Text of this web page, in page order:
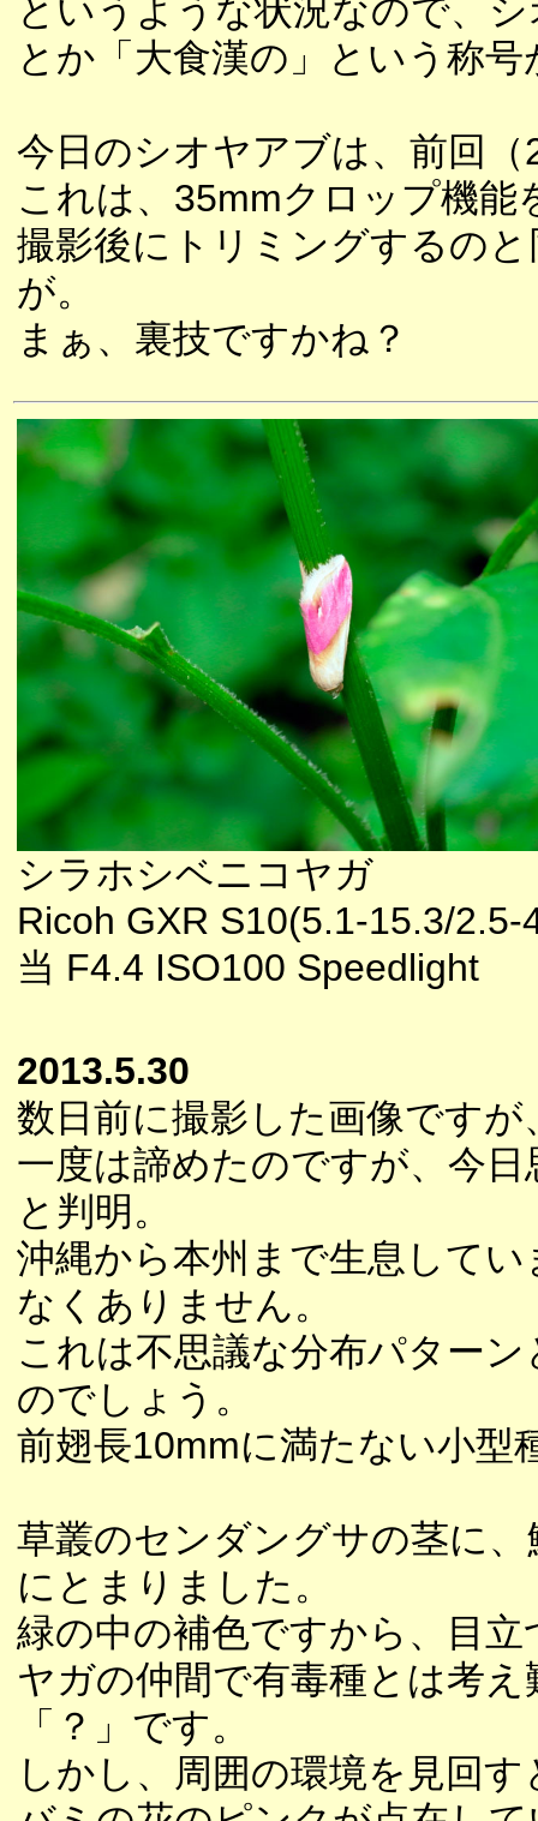
というような状況なので、
とか「大食漢の」という称
今日のシオヤアブは、前回
これは、35mmクロップ機能
撮影後にトリミングするの
が。
まぁ、裏技ですかね？
シラホシベニコヤガ
Ricoh GXR S10(5.1-15.3/2.5-
当 F4.4 ISO100 Speedlight
2013.5.30
数日前に撮影した画像です
一度は諦めたのですが、今
と判明。
沖縄から本州まで生息して
なくありません。
これは不思議な分布パター
のでしょう。
前翅長10mmに満たない小型
草叢のセンダングサの茎に
にとまりました。
緑の中の補色ですから、目
ヤガの仲間で有毒種とは考
「？」です。
しかし、周囲の環境を見回